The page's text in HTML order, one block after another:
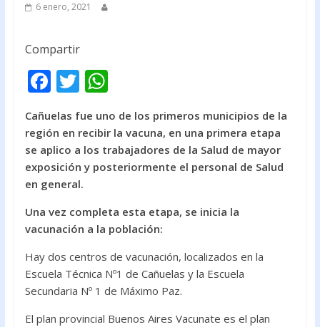
6 enero, 2021
Compartir
F
ac
e
b
o
o
k
T
w
itt
er
W
at
s
A
p
Cañuelas fue uno de los primeros municipios de la
región en recibir la vacuna, en una primera etapa
se aplico a los trabajadores de la Salud de mayor
exposición y posteriormente el personal de Salud
en general.
Una vez completa esta etapa, se inicia la
vacunación a la población:
Hay dos centros de vacunación, localizados en la
Escuela Técnica Nº1 de Cañuelas y la Escuela
Secundaria Nº 1 de Máximo Paz.
El plan provincial Buenos Aires Vacunate es el plan